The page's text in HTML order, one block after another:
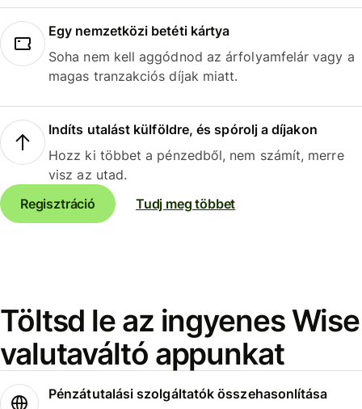
Egy nemzetközi betéti kártya
Soha nem kell aggódnod az árfolyamfelár vagy a
magas tranzakciós díjak miatt.
Indíts utalást külföldre, és spórolj a díjakon
Hozz ki többet a pénzedből, nem számít, merre
visz az utad.
Regisztráció
Tudj meg többet
Töltsd le az ingyenes Wise
valutaváltó appunkat
Pénzátutalási szolgáltatók összehasonlítása